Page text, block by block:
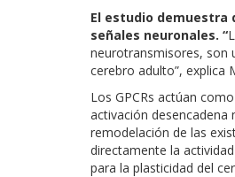
El estudio demuestra
señales neuronales. “
neurotransmisores, son
cerebro adulto”, explica
Los GPCRs actúan
activación desencadena
remodelación de las
directamente la
para la plasticidad del